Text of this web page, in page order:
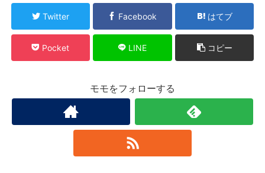
Twitter Facebook はてブ
Pocket LINE コピー
モモをフォローする